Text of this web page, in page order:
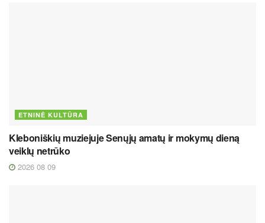
ETNINĖ KULTŪRA
Kleboniškių muziejuje Senųjų amatų ir mokymų dieną
veiklų netrūko
2026 08 09